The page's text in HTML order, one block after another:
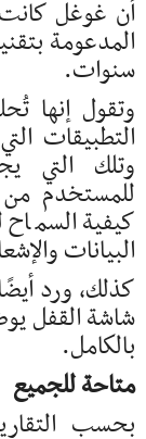
أن غوغل كانت
المدعومة
سنوات.
وتقول إنها
التطبيقات
وتلك التي
للمستخدم
كيفية السماح
البيانات
شاشة القفل
بالكامل.
متاحة للجميع
بحسب